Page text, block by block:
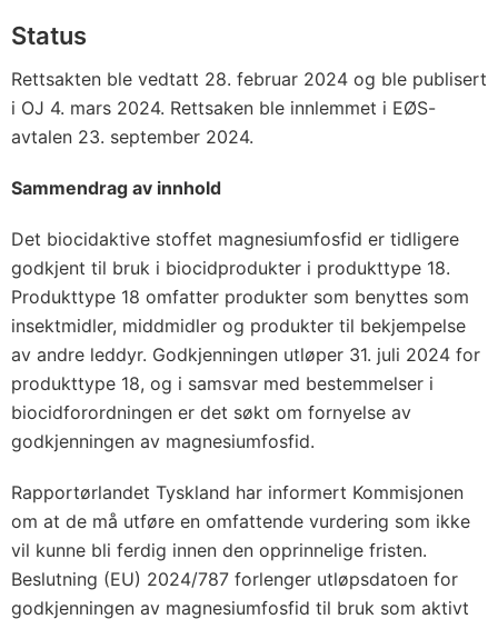
Status
Rettsakten ble vedtatt 28. februar 2024 og ble publisert
i OJ 4. mars 2024. Rettsaken ble innlemmet i EØS-
avtalen 23. september 2024.
Sammendrag av innhold
Det biocidaktive stoffet magnesiumfosfid er tidligere
godkjent til bruk i biocidprodukter i produkttype 18.
Produkttype 18 omfatter produkter som benyttes som
insektmidler, middmidler og produkter til bekjempelse
av andre leddyr. Godkjenningen utløper 31. juli 2024 for
produkttype 18, og i samsvar med bestemmelser i
biocidforordningen er det søkt om fornyelse av
godkjenningen av magnesiumfosfid.
Rapportørlandet Tyskland har informert Kommisjonen
om at de må utføre en omfattende vurdering som ikke
vil kunne bli ferdig innen den opprinnelige fristen.
Beslutning (EU) 2024/787 forlenger utløpsdatoen for
godkjenningen av magnesiumfosfid til bruk som aktivt